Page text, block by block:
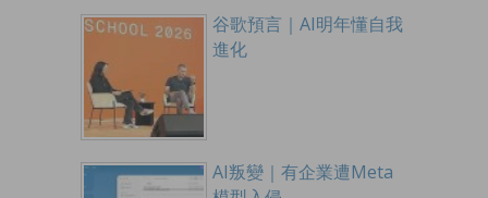
谷歌預言｜AI明年懂自我
進化
AI叛變｜有企業遭Meta